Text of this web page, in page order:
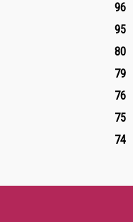
96
95
80
79
76
75
74